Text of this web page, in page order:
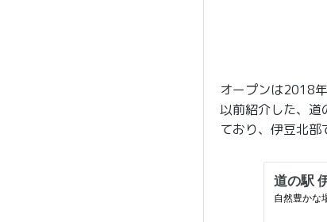
オープンは2018
以前紹介した、
ており、伊豆北部